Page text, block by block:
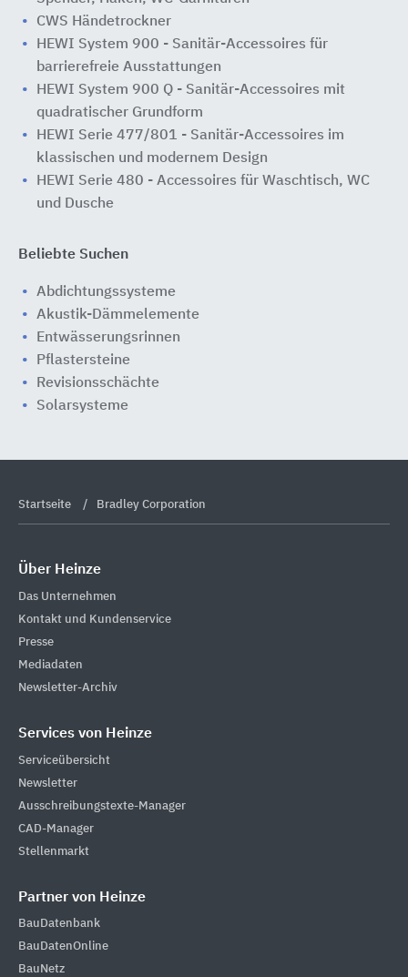
CWS Händetrockner
HEWI System 900 - Sanitär-Accessoires für
barrierefreie Ausstattungen
HEWI System 900 Q - Sanitär-Accessoires mit
quadratischer Grundform
HEWI Serie 477/801 - Sanitär-Accessoires im
klassischen und modernem Design
HEWI Serie 480 - Accessoires für Waschtisch, WC
und Dusche
Beliebte Suchen
Abdichtungssysteme
Akustik-Dämmelemente
Entwässerungsrinnen
Pflastersteine
Revisionsschächte
Solarsysteme
Startseite Bradley Corporation
Über Heinze
Das Unternehmen
Kontakt und Kundenservice
Presse
Mediadaten
Newsletter-Archiv
Services von Heinze
Serviceübersicht
Newsletter
Ausschreibungstexte-Manager
CAD-Manager
Stellenmarkt
Partner von Heinze
BauDatenbank
BauDatenOnline
BauNetz